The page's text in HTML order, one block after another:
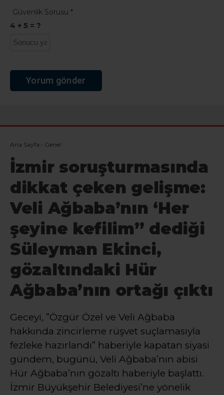
Güvenlik Sorusu *
4 + 5 = ?
Ana Sayfa › Genel
İzmir soruşturmasında
dikkat çeken gelişme:
Veli Ağbaba’nın ‘Her
şeyine kefilim” dediği
Süleyman Ekinci,
gözaltındaki Hür
Ağbaba’nın ortağı çıktı
Geceyi, ”Özgür Özel ve Veli Ağbaba
hakkında zincirleme rüşvet suçlamasıyla
fezleke hazırlandı” haberiyle kapatan siyasi
gündem, bugünü, Veli Ağbaba’nın abisi
Hür Ağbaba’nın gözaltı haberiyle başlattı.
İzmir Büyükşehir Belediyesi’ne yönelik